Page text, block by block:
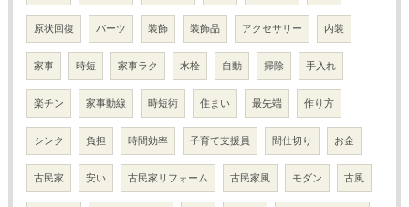
原状回復 パーツ 装飾 装飾品 アクセサリー 内装
家事 時短 家事ラク 水栓 自動 掃除 手入れ
楽チン 家事動線 時短術 住まい 最先端 作り方
シンク 負担 時間効率 子育て支援員 間仕切り お金
古民家 安い 古民家リフォーム 古民家風 モダン 古風